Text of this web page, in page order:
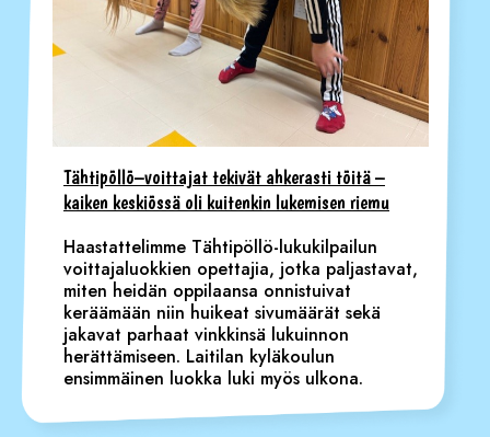
Tähtipöllö–voittajat tekivät ahkerasti töitä –
kaiken keskiössä oli kuitenkin lukemisen riemu
Haastattelimme Tähtipöllö-lukukilpailun
voittajaluokkien opettajia, jotka paljastavat,
miten heidän oppilaansa onnistuivat
keräämään niin huikeat sivumäärät sekä
jakavat parhaat vinkkinsä lukuinnon
herättämiseen. Laitilan kyläkoulun
ensimmäinen luokka luki myös ulkona.